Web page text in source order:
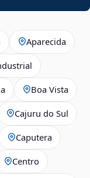
Aparecida
Boa Vista
Cajuru do Sul
Caputera
Centro